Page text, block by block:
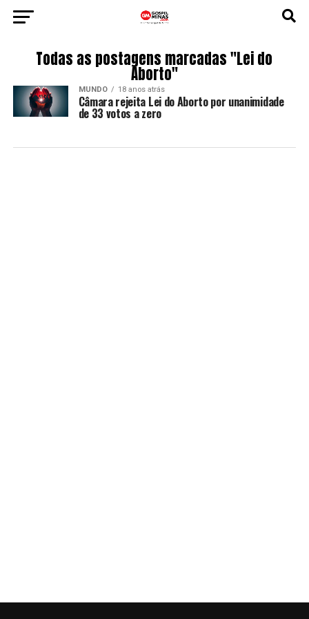
Todas as postagens marcadas "Lei do
Aborto"
MUNDO 18 anos atrás
Câmara rejeita Lei do Aborto por unanimidade
de 33 votos a zero